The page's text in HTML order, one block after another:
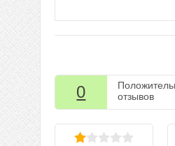
0
отзывов